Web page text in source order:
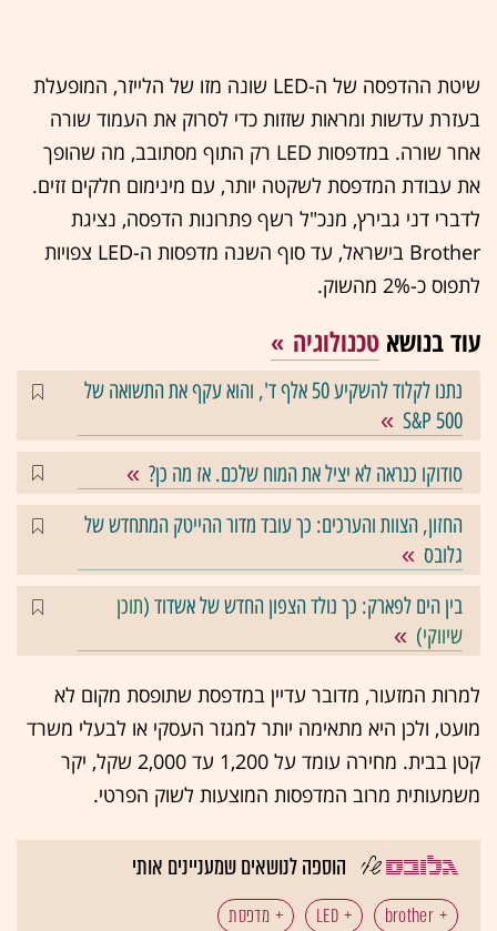
שיטת ההדפסה של ה-LED שונה מזו של הלייזר, המופעלת
בעזרת עדשות ומראות שזזות כדי לסרוק את העמוד שורה
אחר שורה. במדפסות LED רק התוף מסתובב, מה שהופך
את עבודת המדפסת לשקטה יותר, עם מינימום חלקים זזים.
לדברי דני גבירץ, מנכ"ל רשף פתרונות הדפסה, נציגת
Brother בישראל, עד סוף השנה מדפסות ה-LED צפויות
לתפוס כ-2% מהשוק.
עוד בנושא טכנולוגיה
נתנו לקלוד להשקיע 50 אלף ד', והוא עקף את התשואה של
S&P 500
סודוקו כנראה לא יציל את המוח שלכם. אז מה כן?
החזון, הצוות והערכים: כך עובד מדור ההייטק המתחדש של
גלובס
בין הים לפארק: כך נולד הצפון החדש של אשדוד (תוכן
שיווקי)
למרות המזעור, מדובר עדיין במדפסת שתופסת מקום לא
מועט, ולכן היא מתאימה יותר למגזר העסקי או לבעלי משרד
קטן בבית. מחירה עומד על 1,200 עד 2,000 שקל, יקר
משמעותית מרוב המדפסות המוצעות לשוק הפרטי.
הוספה לנושאים שמעניינים אותי
brother
LED מדפסת